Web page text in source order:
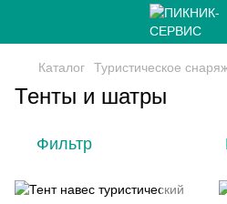
Каталог Туристическое
Тенты и шатры
Фильтр